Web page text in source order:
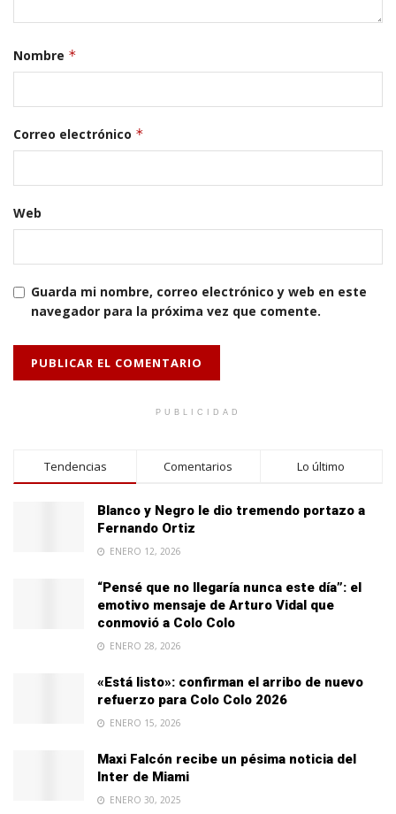
Nombre *
Correo electrónico *
Web
Guarda mi nombre, correo electrónico y web en este
navegador para la próxima vez que comente.
PUBLICIDAD
Tendencias Comentarios Lo último
Blanco y Negro le dio tremendo portazo a
Fernando Ortiz
ENERO 12, 2026
“Pensé que no llegaría nunca este día”: el
emotivo mensaje de Arturo Vidal que
conmovió a Colo Colo
ENERO 28, 2026
«Está listo»: confirman el arribo de nuevo
refuerzo para Colo Colo 2026
ENERO 15, 2026
Maxi Falcón recibe un pésima noticia del
Inter de Miami
ENERO 30, 2025